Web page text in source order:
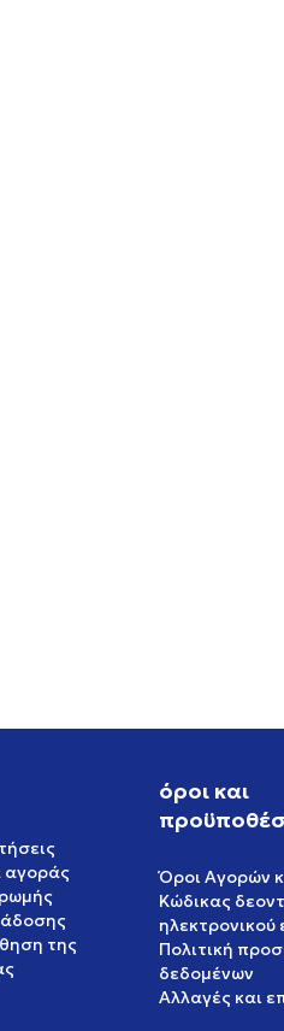
αγοράς
της
όροι και
Όροι Αγορών
Κώδικας
ηλεκτρονικού
Πολιτική
δεδομένων
Αλλαγές και